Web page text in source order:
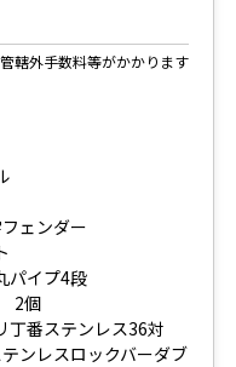
轄外手数料等がかかります
ェンダー
パイプ4段
2個
丁番ステンレス36対
ンレスロックバーダブ